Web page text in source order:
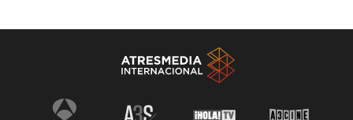
Antena 3 Noticias El Hormiguero
Tu cara me suena Pasapalabra